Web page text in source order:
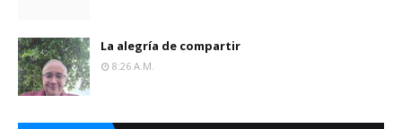
La alegría de compartir
8:26 A.m.